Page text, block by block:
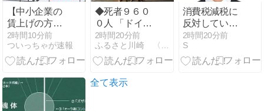
ど？」ｗｗｗ
ｗｗｗｗｗｗ
ｗｗｗｗｗ
理」→ツッコ
ミ多数「石破
さんの時から
だよ」
【中小企業の
賃上げの方が
重要では？】
大企業の賃上
げ率5.37% 春
2時間10分前
ついっちゃが速報
◆死者９６０
０人 「ドイツ
熱波」 ◆
2時間20分前
ふるさと川崎 〈4〉
消費税減税に
反対していた
中革連、梯子
を外す「我々
の公約は、こ
2時間20分前
S
全て表示